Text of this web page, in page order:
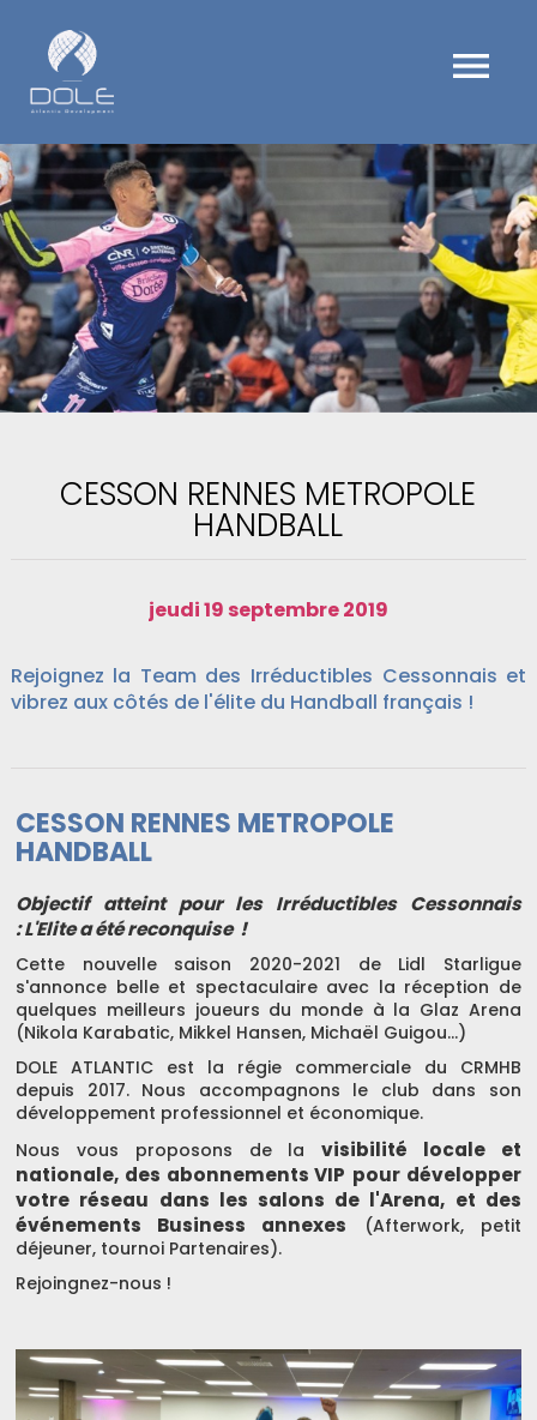
menu
CESSON RENNES METROPOLE
HANDBALL
jeudi 19 septembre 2019
Rejoignez la Team des Irréductibles Cessonnais et
vibrez aux côtés de l'élite du Handball français !
CESSON RENNES METROPOLE
HANDBALL
Objectif atteint pour les Irréductibles Cessonnais
: L'Elite a été reconquise !
Cette nouvelle saison 2020-2021 de Lidl Starligue
s'annonce belle et spectaculaire avec la réception de
quelques meilleurs joueurs du monde à la Glaz Arena
(Nikola Karabatic, Mikkel Hansen, Michaël Guigou...)
DOLE ATLANTIC est la régie commerciale du CRMHB
depuis 2017. Nous accompagnons le club dans son
développement professionnel et économique.
Nous vous proposons de lavisibilité locale et
nationale, des abonnements VIP pour développer
votre réseau dans les salons de l'Arena, et des
événements Business annexes (Afterwork, petit
déjeuner, tournoi Partenaires).
Rejoingnez-nous !